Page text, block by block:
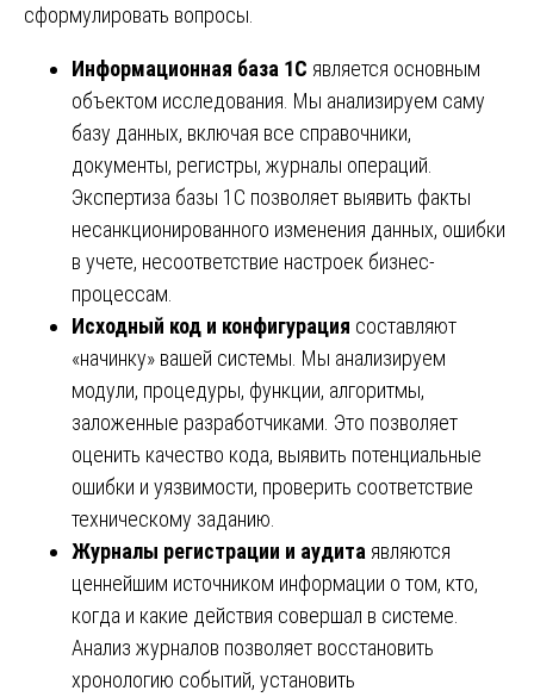
сформулировать вопросы.
Информационная база 1С является основным
объектом исследования. Мы анализируем саму
базу данных, включая все справочники,
документы, регистры, журналы операций.
Экспертиза базы 1С позволяет выявить факты
несанкционированного изменения данных, ошибки
в учете, несоответствие настроек бизнес-
процессам.
Исходный код и конфигурация составляют
«начинку» вашей системы. Мы анализируем
модули, процедуры, функции, алгоритмы,
заложенные разработчиками. Это позволяет
оценить качество кода, выявить потенциальные
ошибки и уязвимости, проверить соответствие
техническому заданию.
Журналы регистрации и аудита являются
ценнейшим источником информации о том, кто,
когда и какие действия совершал в системе.
Анализ журналов позволяет восстановить
хронологию событий, установить